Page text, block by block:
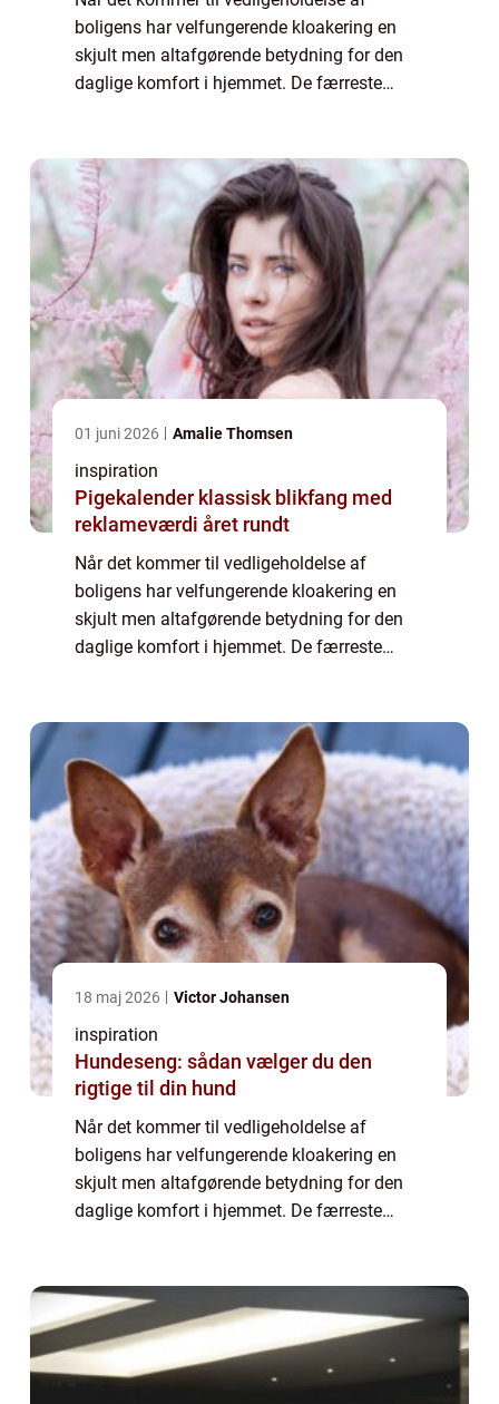
boligens har velfungerende kloakering en
skjult men altafgørende betydning for den
daglige komfort i hjemmet. De færreste
01 juni 2026 Amalie Thomsen
inspiration
Pigekalender klassisk blikfang med
reklameværdi året rundt
Når det kommer til vedligeholdelse af
boligens har velfungerende kloakering en
skjult men altafgørende betydning for den
daglige komfort i hjemmet. De færreste
18 maj 2026 Victor Johansen
inspiration
Hundeseng: sådan vælger du den
rigtige til din hund
Når det kommer til vedligeholdelse af
boligens har velfungerende kloakering en
skjult men altafgørende betydning for den
daglige komfort i hjemmet. De færreste